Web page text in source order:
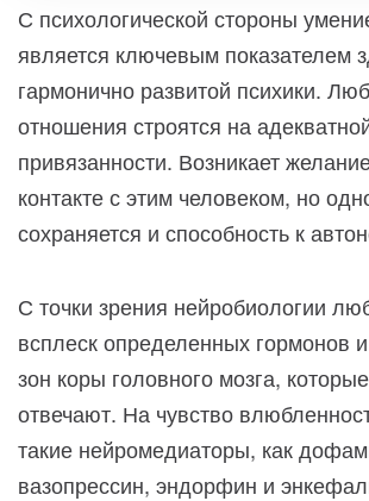
С психологической стороны
является ключевым показателем
гармонично развитой психики.
отношения строятся на
привязанности. Возникает
контакте с этим человеком, но
сохраняется и способность к
С точки зрения нейробиологии
всплеск определенных гормонов
зон коры головного мозга,
отвечают. На чувство
такие нейромедиаторы, как
вазопрессин, эндорфин и